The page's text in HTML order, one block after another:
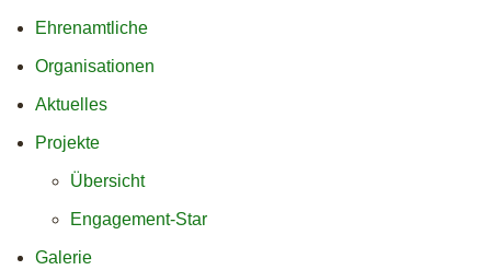
Ehrenamtliche
Organisationen
Aktuelles
Projekte
Übersicht
Engagement-Star
Galerie